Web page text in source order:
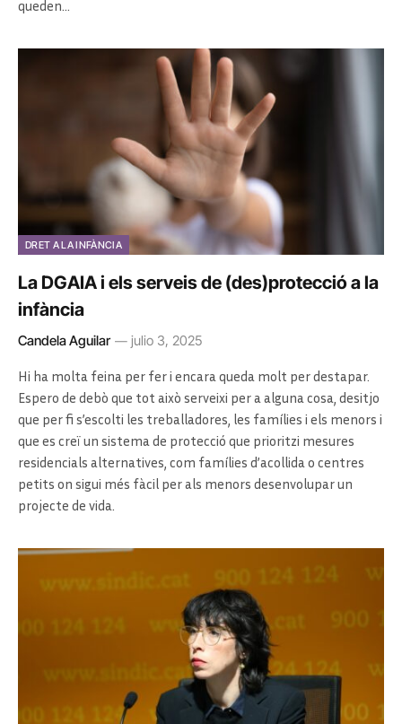
queden…
DRET A LA INFÀNCIA
La DGAIA i els serveis de (des)protecció a la
infància
Candela Aguilar julio 3, 2025
Hi ha molta feina per fer i encara queda molt per destapar.
Espero de debò que tot això serveixi per a alguna cosa, desitjo
que per fi s’escolti les treballadores, les famílies i els menors i
que es creï un sistema de protecció que prioritzi mesures
residencials alternatives, com famílies d’acollida o centres
petits on sigui més fàcil per als menors desenvolupar un
projecte de vida.